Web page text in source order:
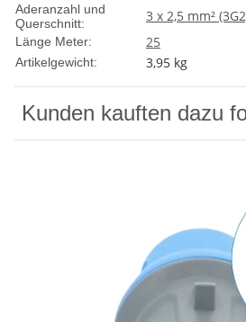
Aderanzahl und
Querschnitt:
3 x 2,5 mm²
Länge Meter: 25
Artikelgewicht: 3,95 kg
Kunden kauften dazu